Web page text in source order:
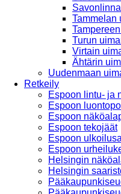
Tammelan
Turun
Virtain
Ähtärin
Uudenmaan
Retkeily
Espoon lintu- ja
Espoon
Espoon
Espoon tekojäät
Espoon
Espoon
Helsingin
Helsingin